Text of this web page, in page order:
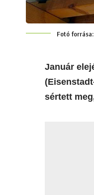
Fotó
Január
sértett